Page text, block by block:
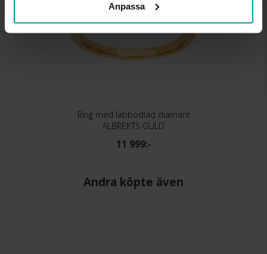
Anpassa
Ring med labbodlad diamant
ALBREKTS GULD
11 999:-
Andra köpte även